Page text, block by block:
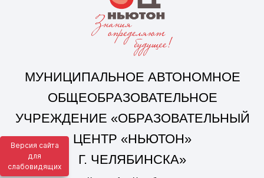
Версия сайта
для
слабовидящих
Корпус 1: г. Челябинск,
ул. 250-летия Челябинска, д. 46
Корпус 2: г. Челябинск,
контакты: +7(351) 214-97-92, mail@ocnewton.ru
МУНИЦИПАЛЬНОЕ АВТОНОМНОЕ
ОБЩЕОБРАЗОВАТЕЛЬНОЕ
УЧРЕЖДЕНИЕ «ОБРАЗОВАТЕЛЬНЫЙ
Г. ЧЕЛЯБИНСКА»